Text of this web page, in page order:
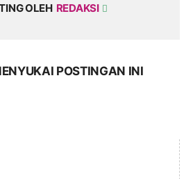
OLEH REDAKSI
POSTINGAN INI